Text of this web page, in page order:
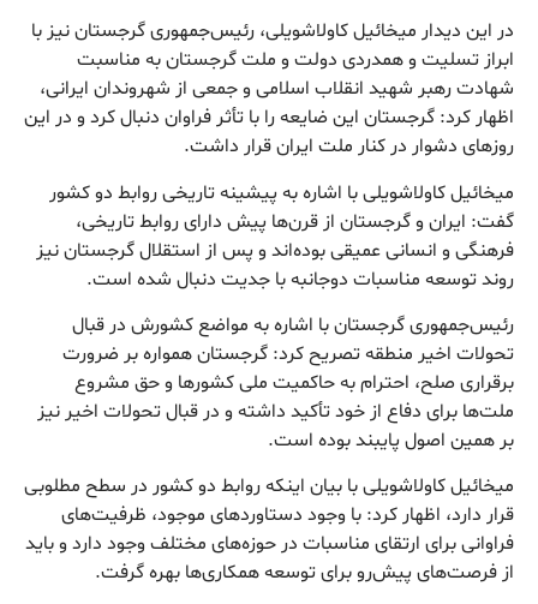
در این دیدار میخائیل کاولاشویلی، رئیس‌جمهوری گرجستان نیز با
ابراز تسلیت و همدردی دولت و ملت گرجستان به مناسبت
شهادت رهبر شهید انقلاب اسلامی و جمعی از شهروندان ایرانی،
اظهار کرد: گرجستان این ضایعه را با تأثر فراوان دنبال کرد و در این
روزهای دشوار در کنار ملت ایران قرار داشت.
میخائیل کاولاشویلی با اشاره به پیشینه تاریخی روابط دو کشور
گفت: ایران و گرجستان از قرن‌ها پیش دارای روابط تاریخی،
فرهنگی و انسانی عمیقی بوده‌اند و پس از استقلال گرجستان نیز
روند توسعه مناسبات دوجانبه با جدیت دنبال شده است.
رئیس‌جمهوری گرجستان با اشاره به مواضع کشورش در قبال
تحولات اخیر منطقه تصریح کرد: گرجستان همواره بر ضرورت
برقراری صلح، احترام به حاکمیت ملی کشورها و حق مشروع
ملت‌ها برای دفاع از خود تأکید داشته و در قبال تحولات اخیر نیز
بر همین اصول پایبند بوده است.
میخائیل کاولاشویلی با بیان اینکه روابط دو کشور در سطح مطلوبی
قرار دارد، اظهار کرد: با وجود دستاوردهای موجود، ظرفیت‌های
فراوانی برای ارتقای مناسبات در حوزه‌های مختلف وجود دارد و باید
از فرصت‌های پیش‌رو برای توسعه همکاری‌ها بهره گرفت.